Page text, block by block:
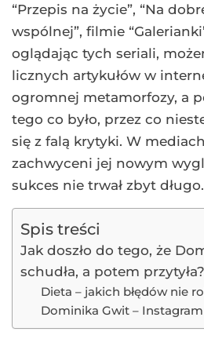
“Przepis na życie”, “Na
wspólnej”, filmie
oglądając tych seriali,
licznych artykułów w
ogromnej metamorfozy, a
tego co było, przez co
się z falą krytyki. W
zachwyceni jej nowym
sukces nie trwał zbyt długo.
Spis treści
Jak doszło do tego, że
schudła, a potem przytyła?
Dieta – jakich błędów nie
Dominika Gwit – Instagram